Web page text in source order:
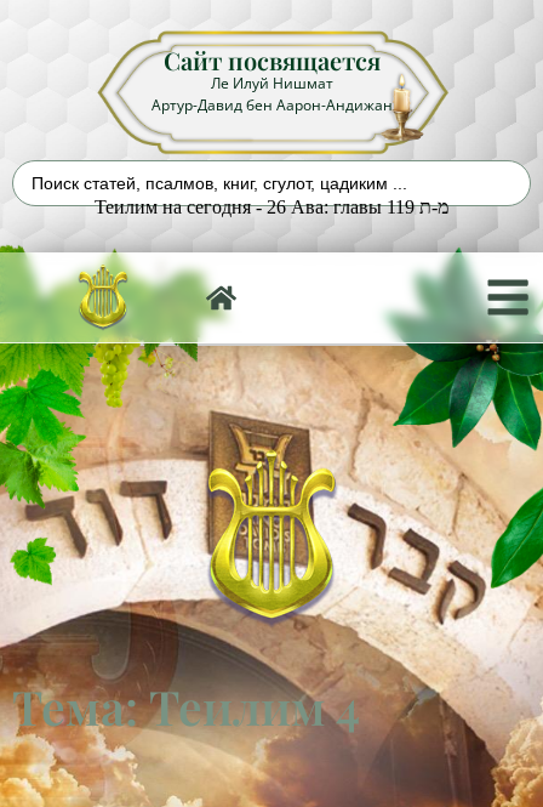
Сайт посвящается
Ле Илуй Нишмат
Артур-Давид бен Аарон-Андижан
Теилим на сегодня - 26 Ава: главы 119 מ-ת
Тема: Теилим 4